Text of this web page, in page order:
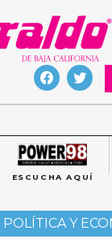
ESCUCHA AQUÍ
POLÍTICA Y